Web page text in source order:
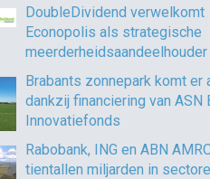
DoubleDividend verwelkomt
Econopolis als strategische
meerderheidsaandeelhouder
Brabants zonnepark komt er
dankzij financiering van ASN
Innovatiefonds
Rabobank, ING en ABN
tientallen miljarden in